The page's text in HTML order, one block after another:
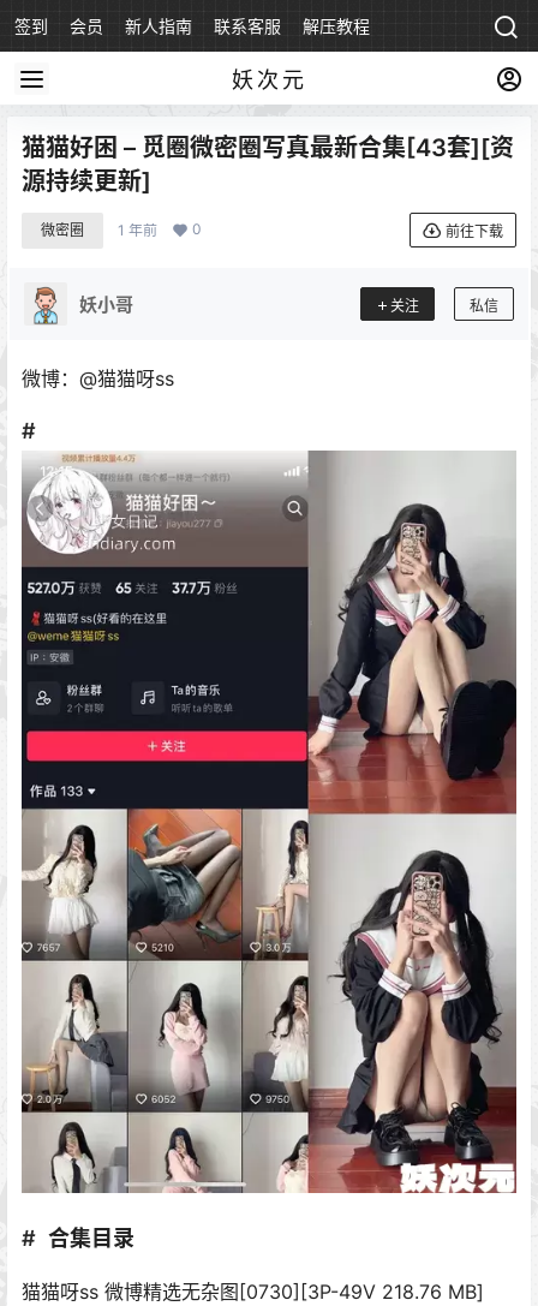
签到 会员 新人指南 联系客服 解压教程
妖次元
猫猫好困 – 觅圈微密圈写真最新合集[43套][资
源持续更新]
微密圈 1 年前 0 前往下载
妖小哥 关注 私信
微博：@猫猫呀ss
合集目录
猫猫呀ss 微博精选无杂图[0730][3P-49V 218.76 MB]